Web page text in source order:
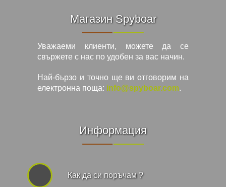
Магазин Spyboar
Уважаеми клиенти, можете да се
свържете с нас по удобен за вас начин.
Най-бързо и точно ще ви отговорим на
електронна поща: info@spyboar.com.
Информация
Как да си поръчам ?